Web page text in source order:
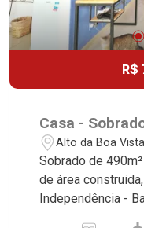
R$
Casa -
Alto da Boa
Sobrado de
de área
Independência -